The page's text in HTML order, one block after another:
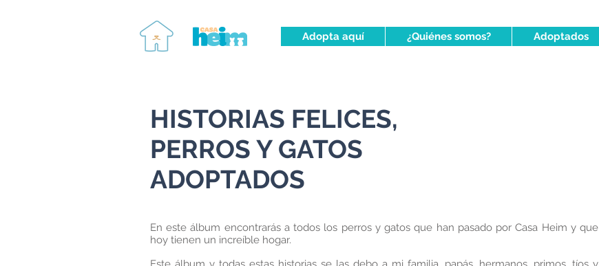
Adopta aquí ¿Quiénes somos? Adoptados
HISTORIAS FELICES,
PERROS Y GATOS
ADOPTADOS
En este álbum encontrarás a todos los perros y gatos que han pasado por Casa Heim y que
hoy tienen un increíble hogar.